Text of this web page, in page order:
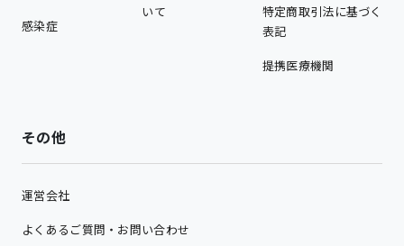
感染症
いて
特定商取引法に基づく
表記
提携医療機関
その他
運営会社
よくあるご質問・お問い合わせ